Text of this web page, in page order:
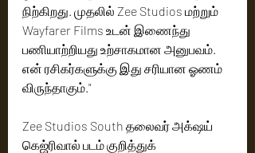
நிற்கிறது. முதலில் Zee Studios மற்றும்
Wayfarer Films உடன் இணைந்து
பணியாற்றியது உற்சாகமான அனுபவம்.
என் ரசிகர்களுக்கு இது சரியான ஓணம்
விருந்தாகும்."
Zee Studios South தலைவர் அக்‌ஷய்
கெஜ்ரிவால் படம் குறித்துக்